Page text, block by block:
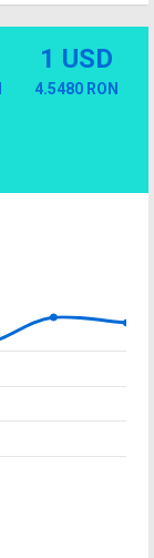
1 USD
4.5480 RON